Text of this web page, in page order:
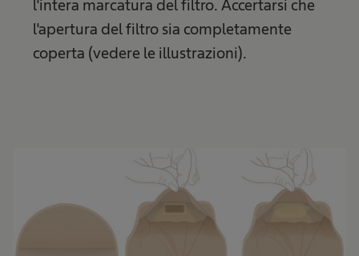
l'intera marcatura del filtro. Accertarsi che
l'apertura del filtro sia completamente
coperta (vedere le illustrazioni).